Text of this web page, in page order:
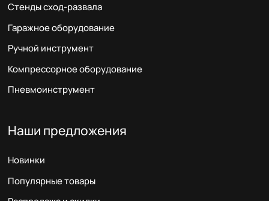
Стенды сход-развала
Гаражное оборудование
Ручной инструмент
Компрессорное оборудование
Пневмоинструмент
Наши предложения
Новинки
Популярные товары